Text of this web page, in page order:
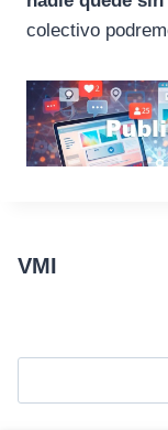
colectivo
VMI